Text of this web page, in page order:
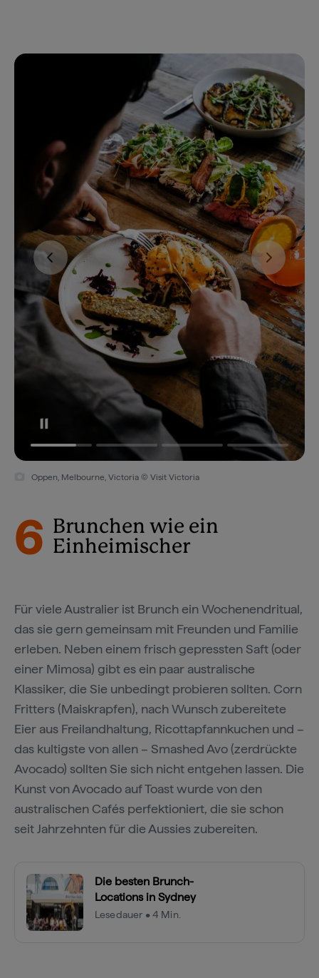
Oppen, Melbourne, Victoria © Visit Victoria
6 Brunchen wie ein
Einheimischer
Für viele Australier ist Brunch ein Wochenendritual,
das sie gern gemeinsam mit Freunden und Familie
erleben. Neben einem frisch gepressten Saft (oder
einer Mimosa) gibt es ein paar australische
Klassiker, die Sie unbedingt probieren sollten. Corn
Fritters (Maiskrapfen), nach Wunsch zubereitete
Eier aus Freilandhaltung, Ricottapfannkuchen und –
das kultigste von allen – Smashed Avo (zerdrückte
Avocado) sollten Sie sich nicht entgehen lassen. Die
Kunst von Avocado auf Toast wurde von den
australischen Cafés perfektioniert, die sie schon
seit Jahrzehnten für die Aussies zubereiten.
Die besten Brunch-
Locations in Sydney
Lesedauer • 4 Min.